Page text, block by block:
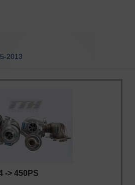
2013
-> 450PS